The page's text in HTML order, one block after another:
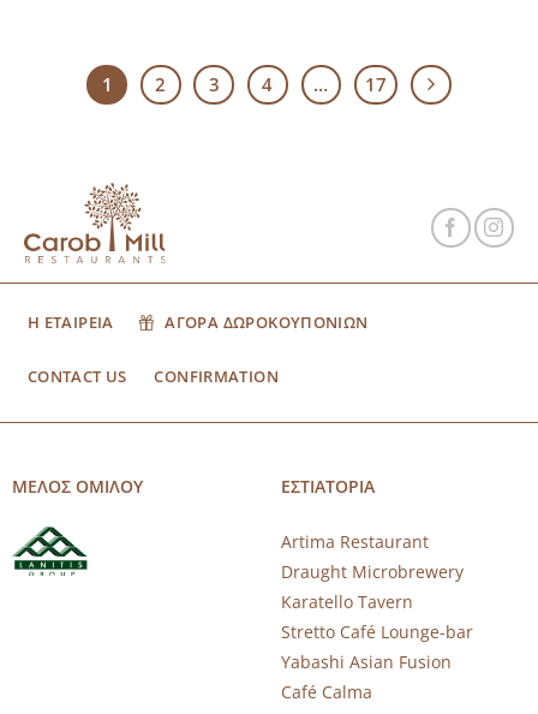
1 2 3 4 … 17
Η ΕΤΑΙΡΕΙΑ ΑΓΟΡΑ ΔΩΡΟΚΟΥΠΟΝΙΩΝ
CONTACT US CONFIRMATION
ΜΕΛΟΣ ΟΜΙΛΟΥ ΕΣΤΙΑΤΟΡΙΑ
Artima Restaurant
Draught Microbrewery
Karatello Tavern
Stretto Café Lounge-bar
Yabashi Asian Fusion
Café Calma